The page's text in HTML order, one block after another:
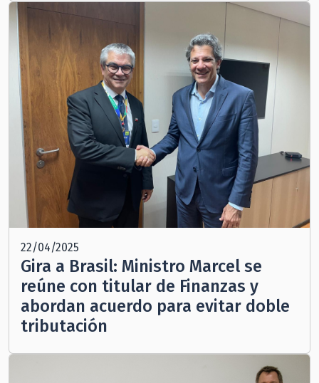
22/04/2025
Gira a Brasil: Ministro Marcel se
reúne con titular de Finanzas y
abordan acuerdo para evitar doble
tributación